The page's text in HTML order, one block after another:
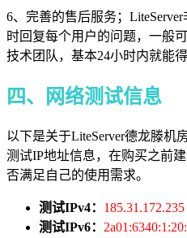
6、完善的售后服务；
时回复每个用户的问题，一般
技术团队，基本24小时内就能
四、网络测试信息
以下是关于LiteServer德龙滕机
测试IP地址信息，在购买之前
否满足自己的使用需求。
测试IPv4： 185.31.172.235
测试IPv6：